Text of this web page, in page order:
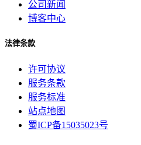
公司新闻
博客中心
法律条款
许可协议
服务条款
服务标准
站点地图
蜀ICP备15035023号